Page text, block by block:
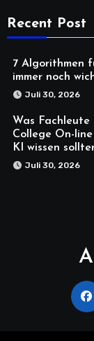
Recent Post
7 Algorithmen
immer noch
Juli 30, 2026
Was
College On-
KI wissen
Juli 30, 2026